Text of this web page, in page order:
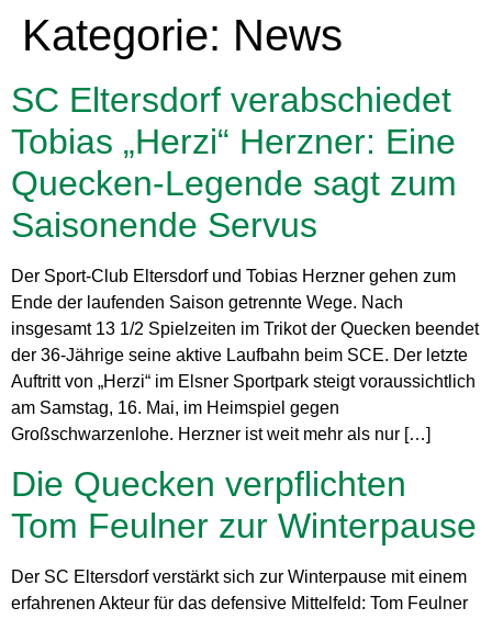
Kategorie: News
SC Eltersdorf verabschiedet
Tobias „Herzi“ Herzner: Eine
Quecken-Legende sagt zum
Saisonende Servus
Der Sport-Club Eltersdorf und Tobias Herzner gehen zum
Ende der laufenden Saison getrennte Wege. Nach
insgesamt 13 1/2 Spielzeiten im Trikot der Quecken beendet
der 36-Jährige seine aktive Laufbahn beim SCE. Der letzte
Auftritt von „Herzi“ im Elsner Sportpark steigt voraussichtlich
am Samstag, 16. Mai, im Heimspiel gegen
Großschwarzenlohe. Herzner ist weit mehr als nur […]
Die Quecken verpflichten
Tom Feulner zur Winterpause
Der SC Eltersdorf verstärkt sich zur Winterpause mit einem
erfahrenen Akteur für das defensive Mittelfeld: Tom Feulner